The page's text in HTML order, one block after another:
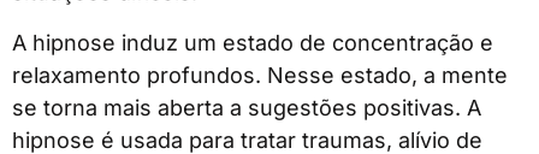
A hipnose induz um estado de concentração e
relaxamento profundos. Nesse estado, a mente
se torna mais aberta a sugestões positivas. A
hipnose é usada para tratar traumas, alívio de